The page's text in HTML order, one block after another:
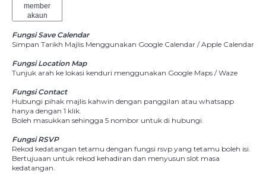
member
akaun
Fungsi Save Calendar
Simpan Tarikh Majlis Menggunakan Google Calendar / Apple Calendar
Fungsi Location Map
Tunjuk arah ke lokasi kenduri menggunakan Google Maps / Waze
Fungsi Contact
Hubungi pihak majlis kahwin dengan panggilan atau whatsapp
hanya dengan 1 klik.
Boleh masukkan sehingga 5 nombor untuk di hubungi.
Fungsi RSVP
Rekod kedatangan tetamu dengan fungsi rsvp yang tetamu boleh isi.
Bertujuaan untuk rekod kehadiran dan menyusun slot masa
kedatangan.